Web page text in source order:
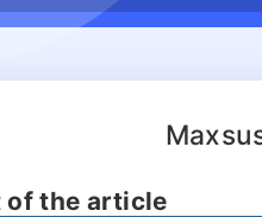
of the article